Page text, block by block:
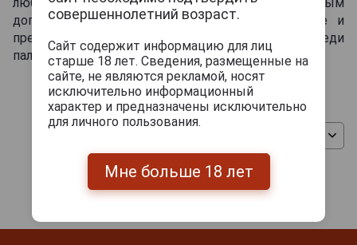
дополнением праздничного стола. Дегустируйте и
представляйте себя на Карибских островах среди
пальм и прекрасного рома!
совершеннолетний возраст.
Сайт содержит информацию для лиц
старше 18 лет. Сведения, размещенные на
сайте, не являются рекламой, носят
исключительно информационный
характер и предназначены исключительно
для личного пользования.
Мне больше 18 лет